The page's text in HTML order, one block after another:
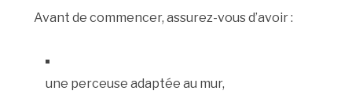
Avant de commencer, assurez-vous d’avoir :
une perceuse adaptée au mur,